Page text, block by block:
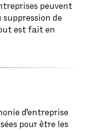
peuvent
de
est fait en
d’entreprise
pour être les